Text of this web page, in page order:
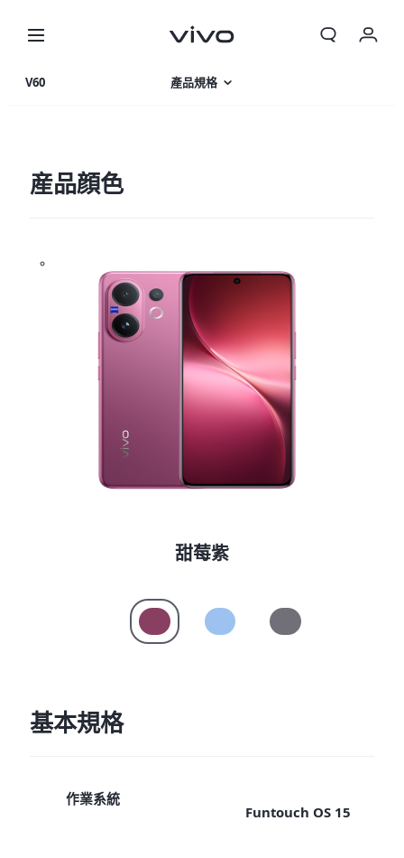
我的訂單
帳號設定
V60 產品規格
産品顔色
甜莓紫
基本規格
作業系統
Funtouch OS 15